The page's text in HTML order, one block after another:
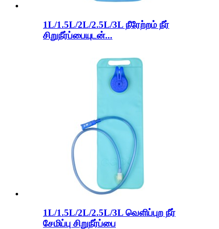
1L/1.5L/2L/2.5L/3L நீரேற்றம் நீர்
சிறுநீர்ப்பையுடன்...
1L/1.5L/2L/2.5L/3L வெளிப்புற நீர்
சேமிப்பு சிறுநீர்ப்பை